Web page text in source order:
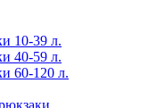
10-39 л.
40-59 л.
60-120 л.